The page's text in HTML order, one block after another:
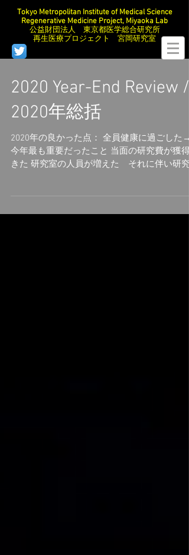
Tokyo Metropolitan Institute of Medical Science
Regenerative Medicine Project, Miyaoka Lab
公益財団法人 東京都医学総合研究所
再生医療プロジェクト 宮岡研究室
2020 Year-End Review /
2020年総括
2020年の良かった点： 全員健康に過ごした→
今年最も重要だったこと 当面の研究費が獲得
きた 研究室の人員が増えた それに伴い研究